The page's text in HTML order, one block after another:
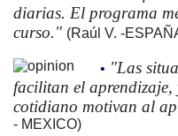
diarias. El programa
curso." (Raúl V. -
• "Las
facilitan el
cotidiano motivan al
- MEXICO)